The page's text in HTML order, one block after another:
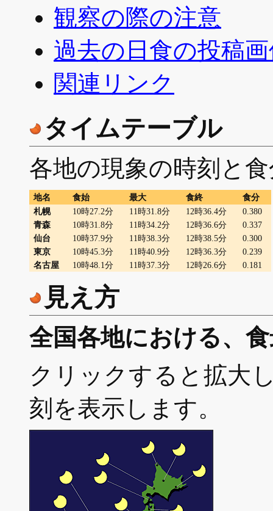
観察の際の注意
過去の日食の投稿
関連リンク
タイムテーブル
各地の現象の時刻と
地名 食始 最大 食終
食分
札幌
10時27.2分 11時31.8分 12時36.4分
0.380
青森
10時31.8分 11時34.2分 12時36.6分
0.337
仙台
10時37.9分 11時38.3分 12時38.5分
0.300
東京
10時45.3分 11時40.9分 12時36.3分
0.239
名古屋
10時48.1分 11時37.3分 12時26.6分 0.181
見え方
全国各地における、
クリックすると拡大
刻を表示します。